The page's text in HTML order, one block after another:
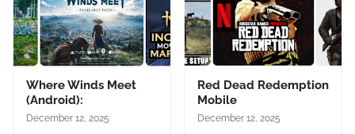
Where Winds Meet
(Android):
December 12, 2025
Red Dead Redemption
Mobile
December 12, 2025